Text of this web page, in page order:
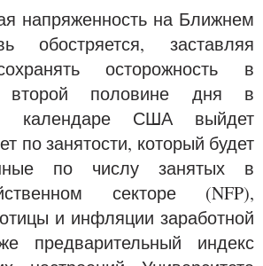
напряженность на Ближнем
обостряется, заставляя
осторожность в
второй половине дня в
календаре США выйдет
по занятости, который будет
по числу занятых в
секторе (NFP),
и инфляции заработной
предварительный индекс